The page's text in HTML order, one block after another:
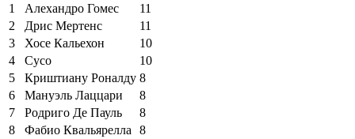
1
Алехандро Гомес
11
2
Дрис Мертенс
11
3
Хосе Кальехон
10
4
Сусо
10
5
Криштиану Роналду 8
6
Мануэль Лаццари
8
7
Родриго Де Пауль
8
8
Фабио Квальярелла
8